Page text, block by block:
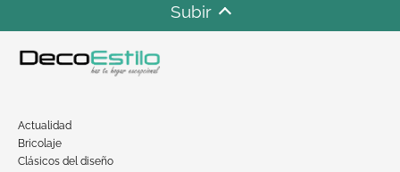
Subir
Actualidad
Bricolaje
Clásicos del diseño